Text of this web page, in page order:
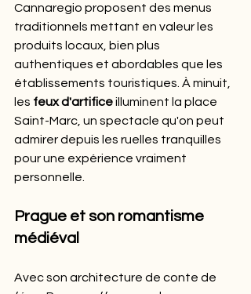
Cannaregio proposent des menus
traditionnels mettant en valeur les
produits locaux, bien plus
authentiques et abordables que les
établissements touristiques. À minuit,
les feux d'artifice illuminent la place
Saint-Marc, un spectacle qu'on peut
admirer depuis les ruelles tranquilles
pour une expérience vraiment
personnelle.
Prague et son romantisme
médiéval
Avec son architecture de conte de